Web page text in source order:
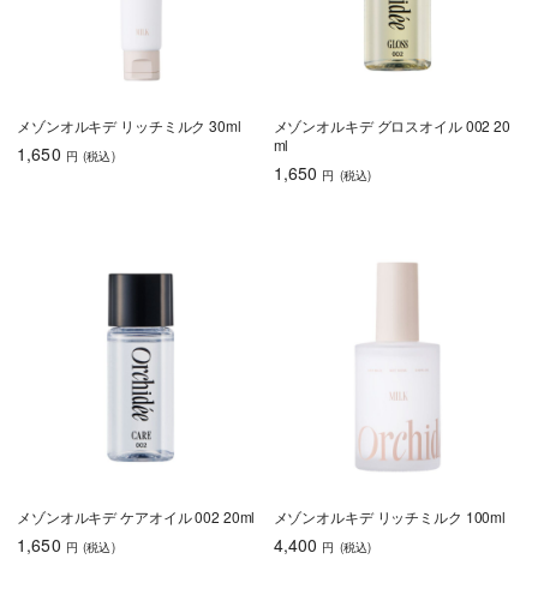
メゾンオルキデ リッチミルク 30ml
1,650 円 (税込)
メゾンオルキデ グロスオイル 002 20
ml
1,650 円 (税込)
メゾンオルキデ ケアオイル 002 20ml
1,650 円 (税込)
メゾンオルキデ リッチミルク 100ml
4,400 円 (税込)